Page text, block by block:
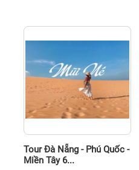
Tour Đà Nẵng - Phú Quốc -
Miền Tây 6...